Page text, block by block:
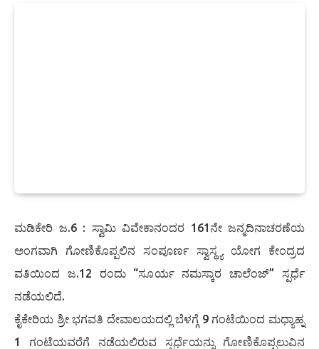
ಮಡಿಕೇರಿ ಜ.6 : ಸ್ವಾಮಿ ವಿವೇಕಾನಂದರ 161ನೇ ಜನ್ಮದಿನಾಚರಣೆಯ
ಅಂಗವಾಗಿ ಗೋಣಿಕೊಪ್ಪಲಿನ ಸಂಪೂರ್ಣ ಸ್ವಾಸ್ಥ್ಯ ಯೋಗ ಕೇಂದ್ರದ
ವತಿಯಿಂದ ಜ.12 ರಂದು “ಸೂರ್ಯ ನಮಸ್ಕಾರ ಚಾಲೆಂಜ್” ಸ್ಪರ್ಧೆ
ನಡೆಯಲಿದೆ.
ಕೈಕೇರಿಯ ಶ್ರೀ ಭಗವತಿ ದೇವಾಲಯದಲ್ಲಿ ಬೆಳಗ್ಗೆ 9 ಗಂಟೆಯಿಂದ ಮಧ್ಯಾಹ್ನ
1 ಗಂಟೆಯವರೆಗೆ ನಡೆಯಲಿರುವ ಸ್ಪರ್ಧೆಯನ್ನು ಗೋಣಿಕೊಪ್ಪಲುವಿನ